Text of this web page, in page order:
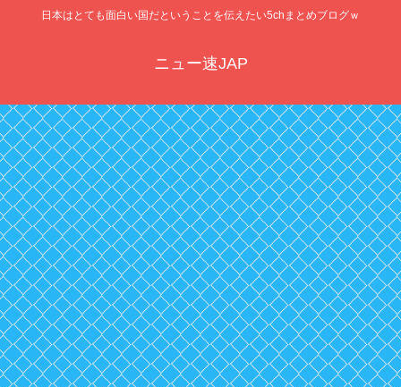
日本はとても面白い国だということを伝えたい5chまとめブログｗ
ニュー速JAP